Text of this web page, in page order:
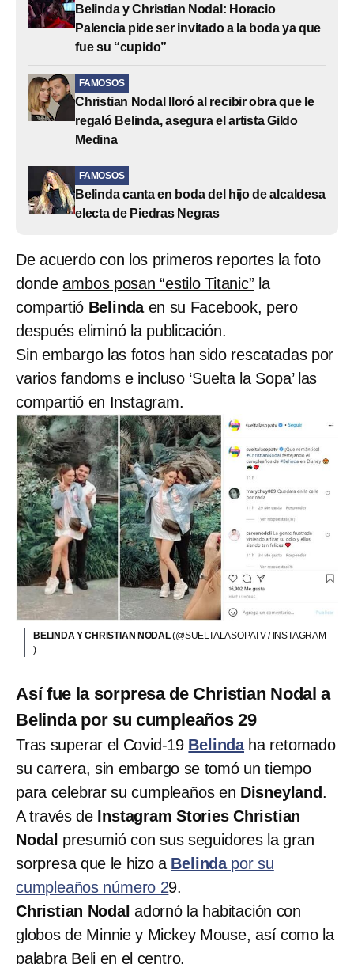
Belinda y Christian Nodal: Horacio
Palencia pide ser invitado a la boda ya que
fue su “cupido”
FAMOSOS
Christian Nodal lloró al recibir obra que le
regaló Belinda, asegura el artista Gildo
Medina
FAMOSOS
Belinda canta en boda del hijo de alcaldesa
electa de Piedras Negras
De acuerdo con los primeros reportes la foto
dondeambos posan “estilo Titanic” la
compartió Belindaen su Facebook, pero
después eliminó la publicación.
Sin embargo las fotos han sido rescatadas por
varios fandoms e incluso ‘Suelta la Sopa’ las
compartió en Instagram.
BELINDA Y CHRISTIAN NODAL(@SUELTALASOPATV / INSTAGRAM
)
Así fue la sorpresa de Christian Nodal a
Belinda por su cumpleaños 29
Tras superar el Covid-19 Belindaha retomado
su carrera, sin embargo se tomó un tiempo
para celebrar su cumpleaños en Disneyland.
A través de Instagram Stories Christian
Nodal presumió con sus seguidores la gran
sorpresa que le hizo a Belindapor su
cumpleaños número 29.
Christian Nodal adornó la habitación con
globos de Minnie y Mickey Mouse, así como la
palabra Beli en el centro.